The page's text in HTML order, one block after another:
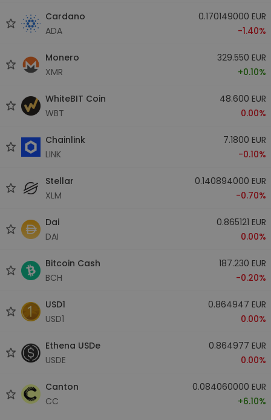
Cardano
ADA
0.170149000 EUR
-1.40%
Monero
XMR
329.550 EUR
+0.10%
WhiteBIT Coin
WBT
48.600 EUR
0.00%
Chainlink
LINK
7.1800 EUR
-0.10%
Stellar
XLM
0.140894000 EUR
-0.70%
Dai
DAI
0.865121 EUR
0.00%
Bitcoin Cash
BCH
187.230 EUR
-0.20%
USD1
USD1
0.864947 EUR
0.00%
Ethena USDe
USDE
0.864977 EUR
0.00%
Canton
CC
0.084060000 EUR
+6.10%